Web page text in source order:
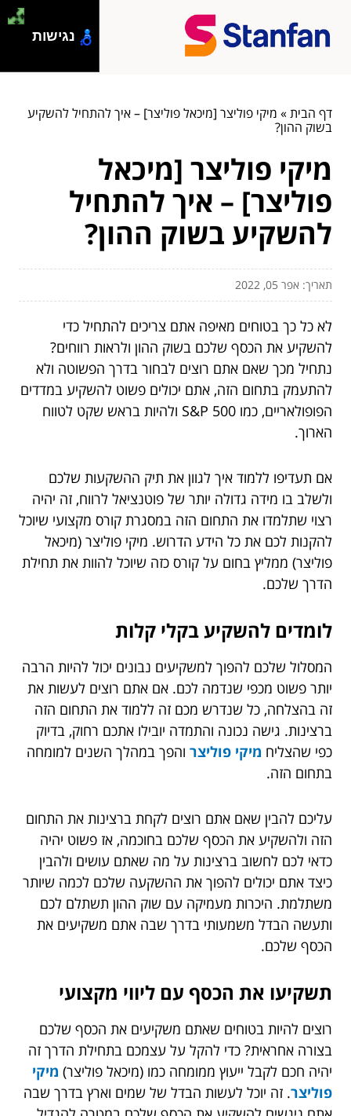
דף הבית» מיקי פוליצר [מיכאל פוליצר] – איך להתחיל להשקיע
בשוק ההון?
מיקי פוליצר [מיכאל
פוליצר] – איך להתחיל
להשקיע בשוק ההון?
תאריך: אפר 05, 2022
לא כל כך בטוחים מאיפה אתם צריכים להתחיל כדי
להשקיע את הכסף שלכם בשוק ההון ולראות רווחים?
נתחיל מכך שאם אתם רוצים לבחור בדרך הפשוטה ולא
להתעמק בתחום הזה, אתם יכולים פשוט להשקיע במדדים
הפופולאריים, כמו S&P 500 ולהיות בראש שקט לטווח
הארוך.
אם תעדיפו ללמוד איך לגוון את תיק ההשקעות שלכם
ולשלב בו מידה גדולה יותר של פוטנציאל לרווח, זה יהיה
רצוי שתלמדו את התחום הזה במסגרת קורס מקצועי שיוכל
להקנות לכם את כל הידע הדרוש. מיקי פוליצר (מיכאל
פוליצר) ממליץ בחום על קורס כזה שיוכל להוות את תחילת
הדרך שלכם.
לומדים להשקיע בקלי קלות
המסלול שלכם להפוך למשקיעים נבונים יכול להיות הרבה
יותר פשוט מכפי שנדמה לכם. אם אתם רוצים לעשות את
זה בהצלחה, כל שנדרש מכם זה ללמוד את התחום הזה
ברצינות. גישה נכונה והתמדה יובילו אתכם רחוק, בדיוק
כפי שהצליח מיקי פוליצר והפך במהלך השנים למומחה
בתחום הזה.
עליכם להבין שאם אתם רוצים לקחת ברצינות את התחום
הזה ולהשקיע את הכסף שלכם בחוכמה, אז פשוט יהיה
כדאי לכם לחשוב ברצינות על מה שאתם עושים ולהבין
כיצד אתם יכולים להפוך את ההשקעה שלכם לכמה שיותר
משתלמת. היכרות מעמיקה עם שוק ההון תשתלם לכם
ותעשה הבדל משמעותי בדרך שבה אתם משקיעים את
הכסף שלכם.
תשקיעו את הכסף עם ליווי מקצועי
רוצים להיות בטוחים שאתם משקיעים את הכסף שלכם
בצורה אחראית? כדי להקל על עצמכם בתחילת הדרך זה
יהיה חכם לקבל ייעוץ ממומחה כמו (מיכאל פוליצר) מיקי
פוליצר. זה יוכל לעשות הבדל של שמים וארץ בדרך שבה
נגישות